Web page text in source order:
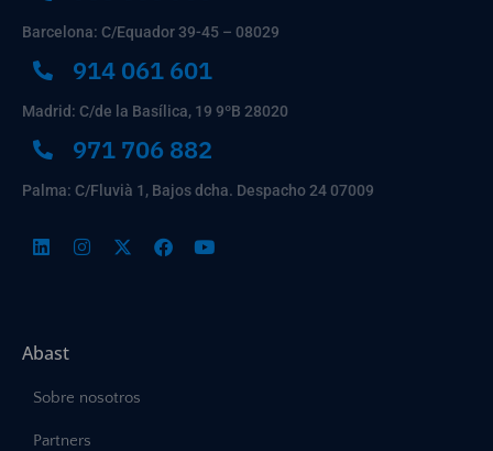
Barcelona: C/Equador 39-45 – 08029
914 061 601
Madrid: C/de la Basílica, 19 9ºB 28020
971 706 882
Palma: C/Fluvià 1, Bajos dcha. Despacho 24 07009
Abast
Sobre nosotros
Partners